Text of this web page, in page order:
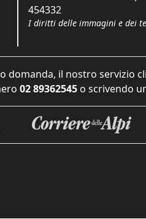
454332
I diritti delle immagini e dei
domanda, il nostro servizio
02 89362545 o scrivendo